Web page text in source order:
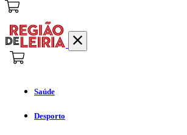
Saúde
Desporto